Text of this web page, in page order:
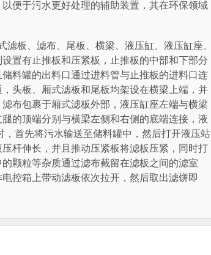
便于污水更好处理的辅助装置，其在环保领域
板、滤布、尾板、横梁、液压缸、液压缸座、
置有止推板和压紧板，止推板的中部和下部分
料罐的出料口通过进料管与止推板的进料口连
头板、厢式滤板和尾板均架设在横梁上端，并
布包裹于厢式滤板外部，液压缸座左端与横梁
的顶端分别与横梁左侧和右侧的底端连接，液
首先将污水输送至储料罐中，然后打开液压站
杆伸长，并且推动压紧板将滤板压紧，同时打
颗粒等杂质通过滤布截留在滤板之间的滤室
控箱上带动滤板依次拉开，然后取出滤饼即